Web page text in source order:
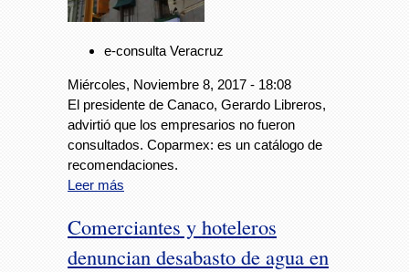
e-consulta Veracruz
Miércoles, Noviembre 8, 2017 - 18:08
El presidente de Canaco, Gerardo Libreros,
advirtió que los empresarios no fueron
consultados. Coparmex: es un catálogo de
recomendaciones.
Leer más
Comerciantes y hoteleros
denuncian desabasto de agua en